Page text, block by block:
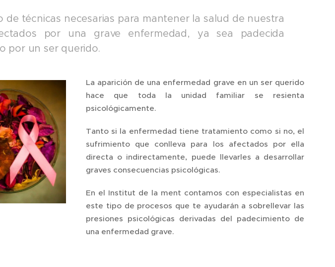
técnicas necesarias para mantener la salud de nuestra
por una grave enfermedad, ya sea padecida
por un ser querido.
La aparición de una enfermedad grave en un ser querido
hace que toda la unidad familiar se resienta
psicológicamente.
Tanto si la enfermedad tiene tratamiento como si no, el
sufrimiento que conlleva para los afectados por ella
directa o indirectamente, puede llevarles a desarrollar
graves consecuencias psicológicas.
En el Institut de la ment contamos con especialistas en
este tipo de procesos que te ayudarán a sobrellevar las
presiones psicológicas derivadas del padecimiento de
una enfermedad grave.